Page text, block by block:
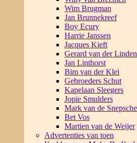
Wim Brugman
Jan Brunnekreef
Boy Ecury
Harrie Janssen
Jacques Kieft
Gerard van der Linden
Jan Linthorst
Bim van der Klei
Gebroeders Schut
Kapelaan Sleegers
Jopie Smulders
Mark van de
Bet Vos
Martien van de Weijer
Advertenties van toen